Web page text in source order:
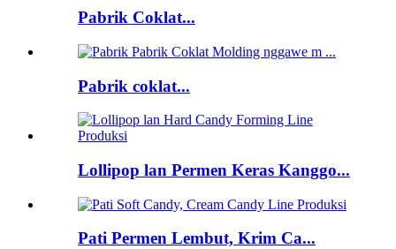
Pabrik Coklat...
Pabrik coklat...
Lollipop lan Permen Keras Kanggo...
Pati Permen Lembut, Krim Ca...